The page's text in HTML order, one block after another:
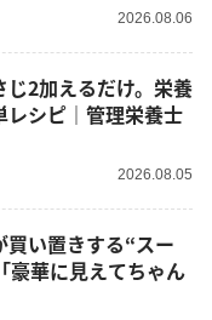
2026.08.06
2加えるだけ。栄養
レシピ｜管理栄養士
2026.08.05
買い置きする“スー
豪華に見えてちゃん